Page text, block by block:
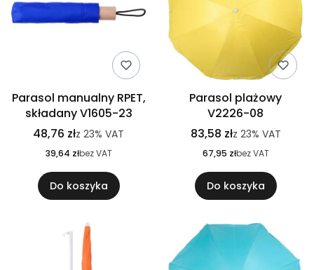
Parasol manualny RPET,
składany V1605-23
48,76 złz 23% VAT
39,64 złbez VAT
Do koszyka
Parasol plażowy
V2226-08
83,58 złz 23% VAT
67,95 złbez VAT
Do koszyka